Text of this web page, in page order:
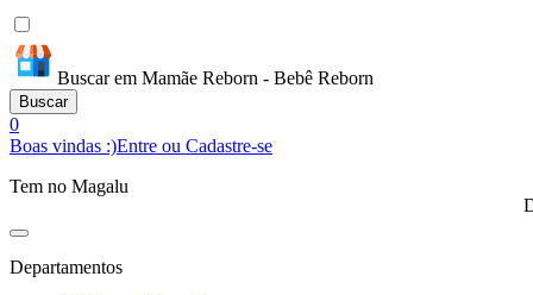
Buscar em Mamãe Reborn - Bebê Reborn
Buscar
0
Boas vindas :)Entre ou Cadastre-se
Tem no Magalu
Departamentos